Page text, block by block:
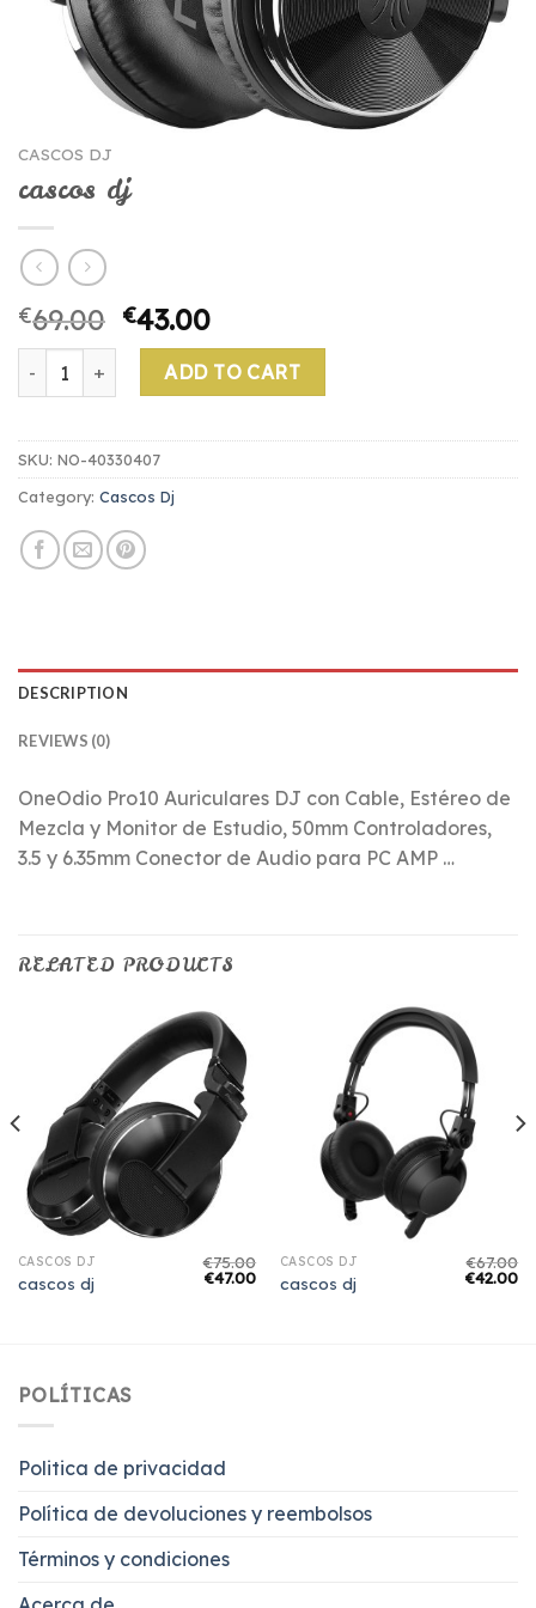
CASCOS DJ
cascos dj
€69.00 €43.00
cascos dj quantityADD TO CART
SKU: NO-40330407
Category: Cascos Dj
DESCRIPTION
REVIEWS (0)
OneOdio Pro10 Auriculares DJ con Cable, Estéreo de
Mezcla y Monitor de Estudio, 50mm Controladores,
3.5 y 6.35mm Conector de Audio para PC AMP …
RELATED PRODUCTS
CASCOS DJ
cascos dj
€75.00
€47.00
CASCOS DJ
cascos dj
€67.00
€42.00
POLÍTICAS
Politica de privacidad
Política de devoluciones y reembolsos
Términos y condiciones